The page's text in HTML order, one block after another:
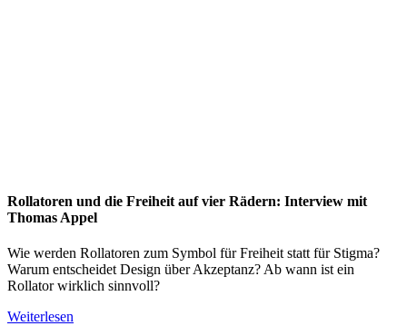
Rollatoren und die Freiheit auf vier Rädern: Interview mit
Thomas Appel
Wie werden Rollatoren zum Symbol für Freiheit statt für Stigma?
Warum entscheidet Design über Akzeptanz? Ab wann ist ein
Rollator wirklich sinnvoll?
Weiterlesen